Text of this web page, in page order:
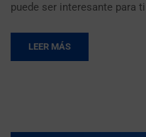
puede ser interesante para
LEER MÁS